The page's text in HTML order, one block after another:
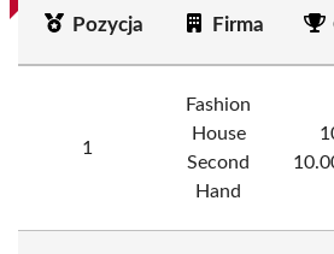
Pozycja Firma
1
Fashion
House
Second
Hand